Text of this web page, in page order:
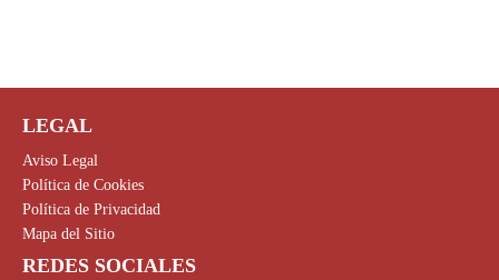
LEGAL
Aviso Legal
Política de Cookies
Política de Privacidad
Mapa del Sitio
REDES SOCIALES